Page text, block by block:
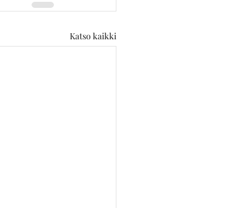
Katso kaikki